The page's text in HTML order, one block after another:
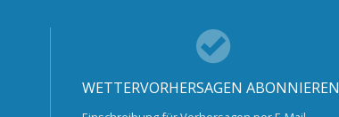
WETTERVORHERSAGEN ABONNIEREN